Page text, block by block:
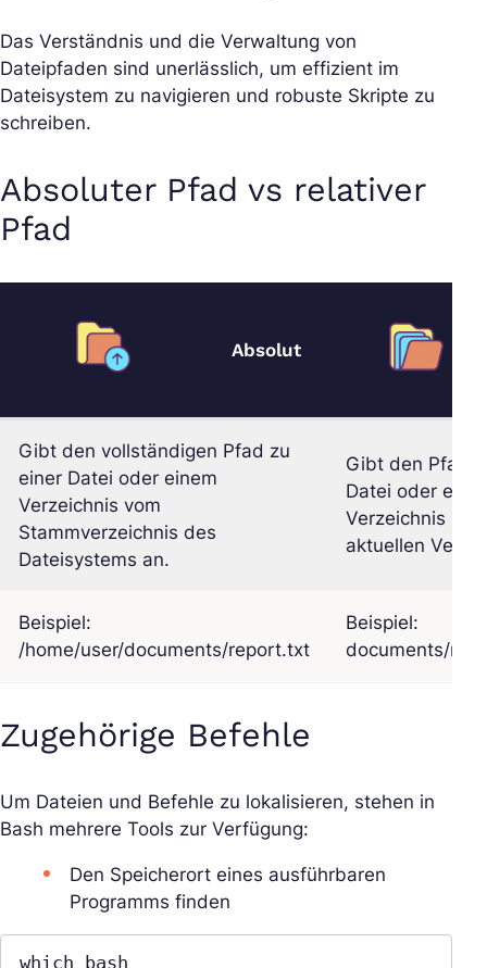
Das Verständnis und die Verwaltung von
Dateipfaden sind unerlässlich, um effizient im
Dateisystem zu navigieren und robuste Skripte zu
schreiben.
Absoluter Pfad vs relativer
Pfad
Absolut
Gibt den vollständigen Pfad zu
einer Datei oder einem
Verzeichnis vom
Stammverzeichnis des
Dateisystems an.
Gibt den Pfad
Datei oder
Verzeichnis
aktuellen
Beispiel:
/home/user/documents/report.txt
Beispiel:
documents/
Zugehörige Befehle
Um Dateien und Befehle zu lokalisieren, stehen in
Bash mehrere Tools zur Verfügung:
Den Speicherort eines ausführbaren
Programms finden
which bash